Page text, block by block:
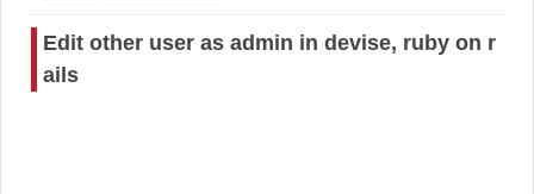
Edit other user as admin in devise, ruby on r
ails